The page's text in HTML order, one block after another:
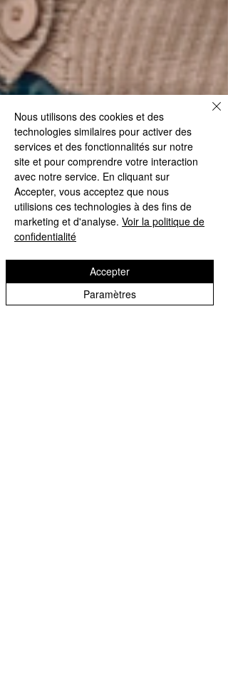
Nous utilisons des cookies et des
technologies similaires pour activer des
services et des fonctionnalités sur notre
site et pour comprendre votre interaction
avec notre service. En cliquant sur
Accepter, vous acceptez que nous
utilisions ces technologies à des fins de
marketing et d'analyse. Voir la politique de
confidentialité
Paramètres
Accepter